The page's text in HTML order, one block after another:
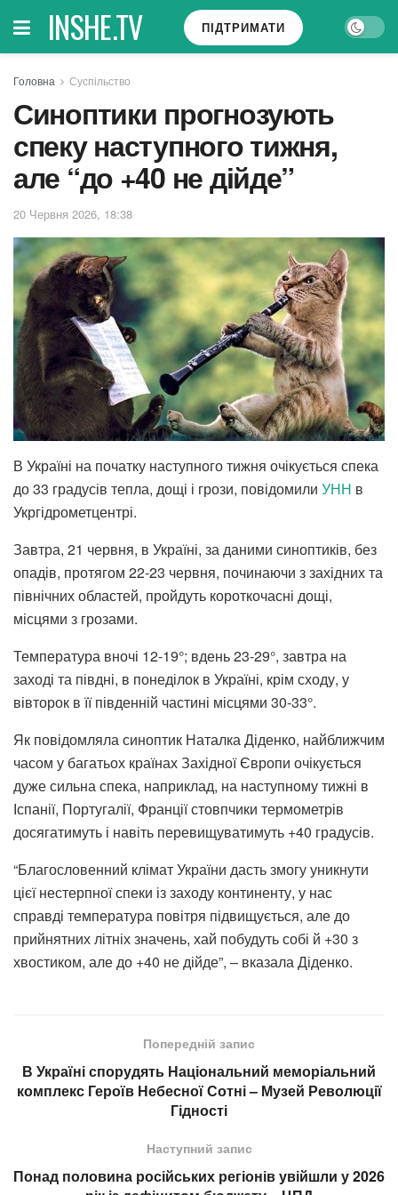
INSHE.TV ПІДТРИМАТИ
Головна Суспільство
Синоптики прогнозують
спеку наступного тижня,
але “до +40 не дійде”
20 Червня 2026, 18:38
В Україні на початку наступного тижня очікується спека
до 33 градусів тепла, дощі і грози, повідомили УНН в
Укргідрометцентрі.
Завтра, 21 червня, в Україні, за даними синоптиків, без
опадів, протягом 22-23 червня, починаючи з західних та
північних областей, пройдуть короткочасні дощі,
місцями з грозами.
Температура вночі 12-19°; вдень 23-29°, завтра на
заході та півдні, в понеділок в Україні, крім сходу, у
вівторок в її південній частині місцями 30-33°.
Як повідомляла синоптик Наталка Діденко, найближчим
часом у багатьох країнах Західної Європи очікується
дуже сильна спека, наприклад, на наступному тижні в
Іспанії, Португалії, Франції стовпчики термометрів
досягатимуть і навіть перевищуватимуть +40 градусів.
“Благословенний клімат України дасть змогу уникнути
цієї нестерпної спеки із заходу континенту, у нас
справді температура повітря підвищується, але до
прийнятних літніх значень, хай побудуть собі й +30 з
хвостиком, але до +40 не дійде”, – вказала Діденко.
Попередній запис
В Україні спорудять Національний меморіальний
комплекс Героїв Небесної Сотні – Музей Революції
Гідності
Наступний запис
Понад половина російських регіонів увійшли у 2026